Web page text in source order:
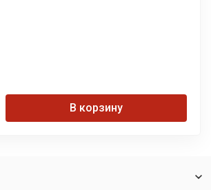
В корзину